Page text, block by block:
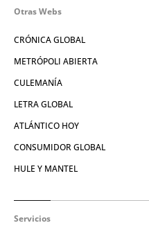
Otras Webs
CRÓNICA GLOBAL
METRÓPOLI ABIERTA
CULEMANÍA
LETRA GLOBAL
ATLÁNTICO HOY
CONSUMIDOR GLOBAL
HULE Y MANTEL
Servicios